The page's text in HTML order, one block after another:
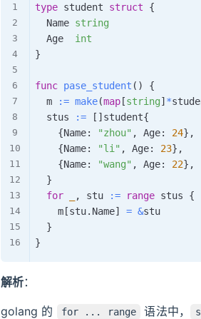
type student struct
{
	Name
string
	Age
int
}
func pase_student ( )
{
	m
:= make(map [string] *
	stus
:= [ ] student{
{Name: "zhou" , Age: 24} ,
{Name: "li" , Age: 23} ,
{Name: "wang" , Age: 22} ,
}
for
, stu := range stus {
		m
[stu. Name] = &stu
}
}
解析：
golang 的 for ... range 语法中，